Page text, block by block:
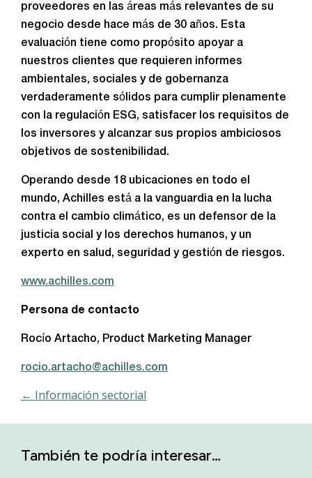
proveedores en las áreas más relevantes de su
negocio desde hace más de 30 años. Esta
evaluación tiene como propósito apoyar a
nuestros clientes que requieren informes
ambientales, sociales y de gobernanza
verdaderamente sólidos para cumplir plenamente
con la regulación ESG, satisfacer los requisitos de
los inversores y alcanzar sus propios ambiciosos
objetivos de sostenibilidad.
Operando desde 18 ubicaciones en todo el
mundo, Achilles está a la vanguardia en la lucha
contra el cambio climático, es un defensor de la
justicia social y los derechos humanos, y un
experto en salud, seguridad y gestión de riesgos.
www.achilles.com
Persona de contacto
Rocío Artacho, Product Marketing Manager
rocio.artacho@achilles.com
← Información sectorial
También te podría interesar…